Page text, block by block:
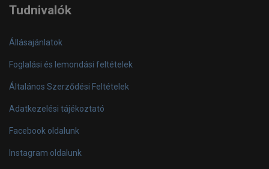
Tudnivalók
Állásajánlatok
Foglalási és lemondási feltételek
Általános Szerződési Feltételek
Adatkezelési tájékoztató
Facebook oldalunk
Instagram oldalunk